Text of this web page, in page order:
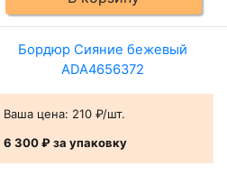
Бордюр Сияние бежевый
ADA4656372
Ваша цена: 210 ₽/шт.
6 300 ₽за упаковку